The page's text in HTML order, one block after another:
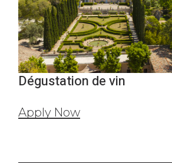
Dégustation de vin
Apply Now